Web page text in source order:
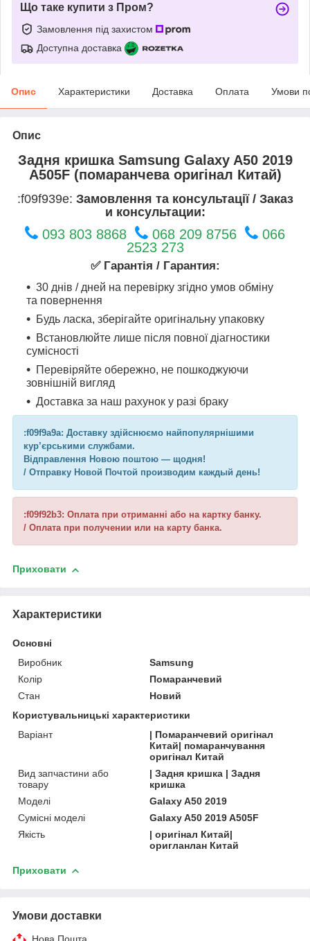
Що таке купити з Пром?
Замовлення під захистом
Доступна доставка
Опис Характеристики Доставка Оплата Умови
Опис
Задня кришка Samsung Galaxy A50 2019
A505F (помаранчева оригінал Китай)
:f09f939e: Замовлення та консультації / Заказ
и консультации:
093 803 8868 068 209 8756
066
2523 273
✅ Гарантія / Гарантия:
30 днів / дней на перевірку згідно умов обміну
та повернення
Будь ласка, зберігайте оригінальну упаковку
Встановлюйте лише після повної діагностики
сумісності
Перевіряйте обережно, не пошкоджуючи
зовнішній вигляд
Доставка за наш рахунок у разі браку
:f09f9a9a: Доставку здійснюємо найпопулярнішими
кур’єрськими службами.
Відправлення Новою поштою — щодня!
/ Отправку Новой Почтой производим каждый день!
:f09f92b3: Оплата при отриманні або на картку банку.
/ Оплата при получении или на карту банка.
Приховати
Характеристики
Основні
Виробник
Samsung
Колір
Помаранчевий
Стан
Новий
Користувальницькі характеристики
Варіант
| Помаранчевий оригінал
Китай| помаранчування
оригінал Китай
Вид запчастини або
товару
| Задня кришка | Задня
кришка
Моделі
Galaxy A50 2019
Сумісні моделі
Galaxy A50 2019 A505F
Якість
| оригінал Китай|
оригланлан Китай
Приховати
Умови доставки
Нова Пошта